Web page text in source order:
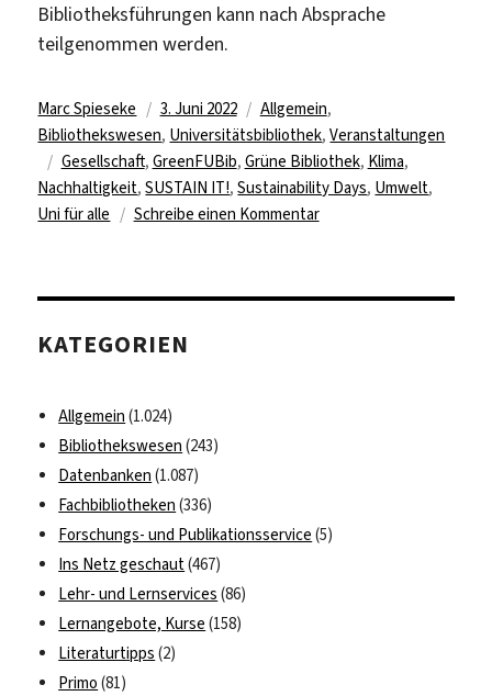
Bibliotheksführungen kann nach Absprache
teilgenommen werden.
Autor
Marc Spieseke
Veröffentlicht
am
3. Juni 2022 Kategorien
Allgemein,
Bibliothekswesen, Universitätsbibliothek,Veranstaltungen
Schlagwörter
Gesellschaft, GreenFUBib, Grüne Bibliothek, Klima,
Nachhaltigkeit,SUSTAIN IT!,Sustainability Days, Umwelt,
Uni für alle
Schreibe einen Kommentarzu
den
KATEGORIEN
Allgemein (1.024)
Bibliothekswesen (243)
Datenbanken (1.087)
Fachbibliotheken (336)
Forschungs- und Publikationsservice (5)
Ins Netz geschaut(467)
Lehr- und Lernservices (86)
Lernangebote, Kurse (158)
Literaturtipps (2)
Primo (81)